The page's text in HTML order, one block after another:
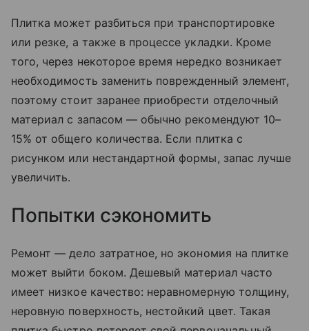
Плитка может разбиться при транспортировке
или резке, а также в процессе укладки. Кроме
того, через некоторое время нередко возникает
необходимость заменить поврежденный элемент,
поэтому стоит заранее приобрести отделочный
материал с запасом — обычно рекомендуют 10–
15% от общего количества. Если плитка с
рисунком или нестандартной формы, запас лучше
увеличить.
Попытки сэкономить
Ремонт — дело затратное, но экономия на плитке
может выйти боком. Дешевый материал часто
имеет низкое качество: неравномерную толщину,
неровную поверхность, нестойкий цвет. Такая